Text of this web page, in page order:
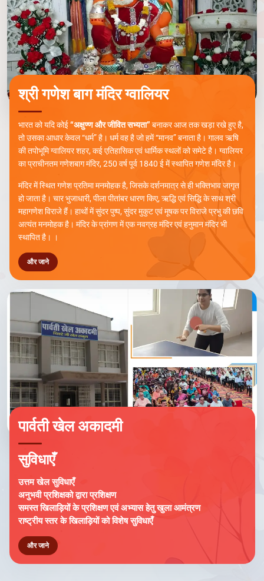
श्री गणेश बाग मंदिर ग्वालियर
भारत को यदि कोई“अक्षुण्ण और जीवित सभ्यता” बनाकर आज तक खड़ा रखे हुए है,
तो उसका आधार केवल “धर्म” है। धर्म वह है जो हमें “मानव” बनाता है। गालव ऋषि
की तपोभूमि ग्वालियर शहर, कई एतिहासिक एवं धार्मिक स्थलों को समेटे है। ग्वालियर
का प्राचीनतम गणेशबाग मंदिर, 250 वर्ष पूर्व 1840 ई में स्थापित गणेश मंदिर है।
मंदिर में स्थित गणेश प्रतिमा मनमोहक है, जिसके दर्शनमात्र से ही भक्तिभाव जागृत
हो जाता है। चार भुजाधारी, पीला पीतांबर धारण किए, ऋद्धि एवं सिद्धि के साथ श्री
महागणेश विराजे हैं। हाथों में सुंदर पुष्प, सुंदर मुकुट एवं मूषक पर विराजे प्रभु की छवि
अत्यंत मनमोहक है। मंदिर के प्रांगण में एक नवग्रह मंदिर एवं हनुमान मंदिर भी
स्थापित है। ।
और जाने
पार्वती खेल अकादमी
सुविधाएँ
उत्तम खेल सुविधाएँ
अनुभवी प्रशिक्षको द्वारा प्रशिक्षण
समस्त खिलाड़ियों के प्रशिक्षण एवं अभ्यास हेतु खुला आमंत्रण
राष्ट्रीय स्तर के खिलाड़ियों को विशेष सुविधाएँ
और जाने